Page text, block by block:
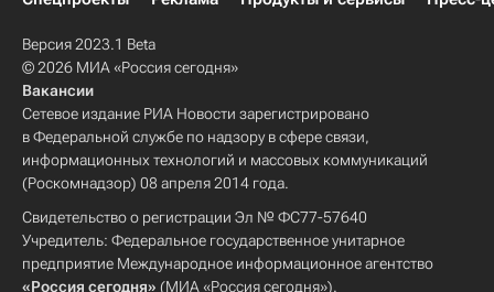
Версия 2023.1 Beta
© 2026 МИА «Россия сегодня»
Вакансии
Сетевое издание РИА Новости зарегистрировано
в Федеральной службе по надзору в сфере связи,
информационных технологий и массовых коммуникаций
(Роскомнадзор) 08 апреля 2014 года.
Свидетельство о регистрации Эл № ФС77-57640
Учредитель: Федеральное государственное унитарное
предприятие Международное информационное агентство
«Россия сегодня» (МИА «Россия сегодня»).